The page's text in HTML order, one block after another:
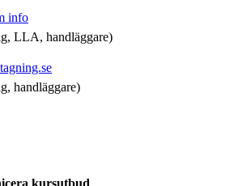
info
LLA, handläggare)
handläggare)
kursutbud